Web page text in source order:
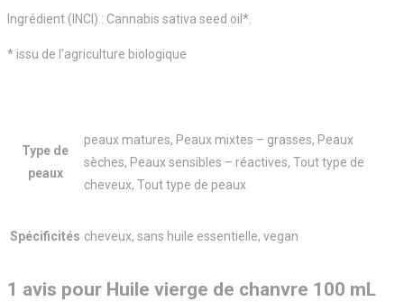
Ingrédient (INCI) : Cannabis sativa seed oil*.
* issu de l’agriculture biologique
Type de
peaux
peaux matures, Peaux mixtes – grasses, Peaux
sèches, Peaux sensibles – réactives, Tout type de
cheveux, Tout type de peaux
Spécificités cheveux, sans huile essentielle, vegan
1 avis pour Huile vierge de chanvre 100 mL